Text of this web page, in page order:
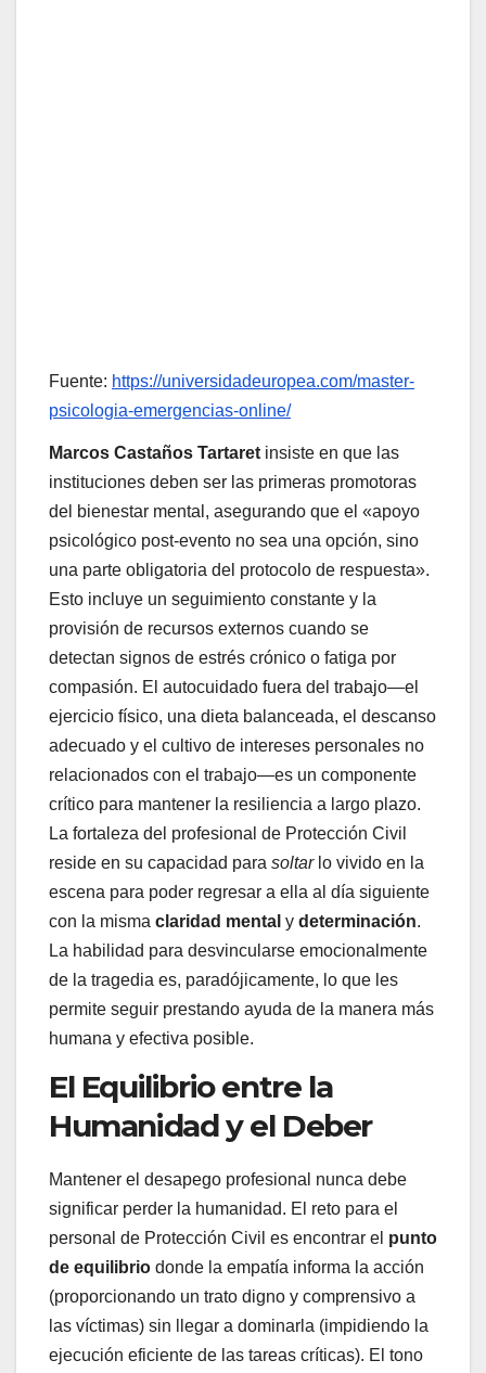
Fuente: https://universidadeuropea.com/master-
psicologia-emergencias-online/
Marcos Castaños Tartaret insiste en que las
instituciones deben ser las primeras promotoras
del bienestar mental, asegurando que el «apoyo
psicológico post-evento no sea una opción, sino
una parte obligatoria del protocolo de respuesta».
Esto incluye un seguimiento constante y la
provisión de recursos externos cuando se
detectan signos de estrés crónico o fatiga por
compasión. El autocuidado fuera del trabajo—el
ejercicio físico, una dieta balanceada, el descanso
adecuado y el cultivo de intereses personales no
relacionados con el trabajo—es un componente
crítico para mantener la resiliencia a largo plazo.
La fortaleza del profesional de Protección Civil
reside en su capacidad para soltarlo vivido en la
escena para poder regresar a ella al día siguiente
con la misma claridad mental y determinación.
La habilidad para desvincularse emocionalmente
de la tragedia es, paradójicamente, lo que les
permite seguir prestando ayuda de la manera más
humana y efectiva posible.
El Equilibrio entre la
Humanidad y el Deber
Mantener el desapego profesional nunca debe
significar perder la humanidad. El reto para el
personal de Protección Civil es encontrar el punto
de equilibrio donde la empatía informa la acción
(proporcionando un trato digno y comprensivo a
las víctimas) sin llegar a dominarla (impidiendo la
ejecución eficiente de las tareas críticas). El tono